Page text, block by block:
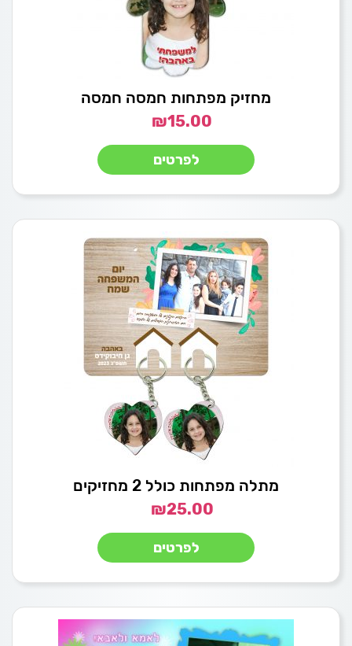
מחזיק מפתחות חמסה חמסה
₪15.00
לפרטים
מתלה מפתחות כולל 2 מחזיקים
₪25.00
לפרטים